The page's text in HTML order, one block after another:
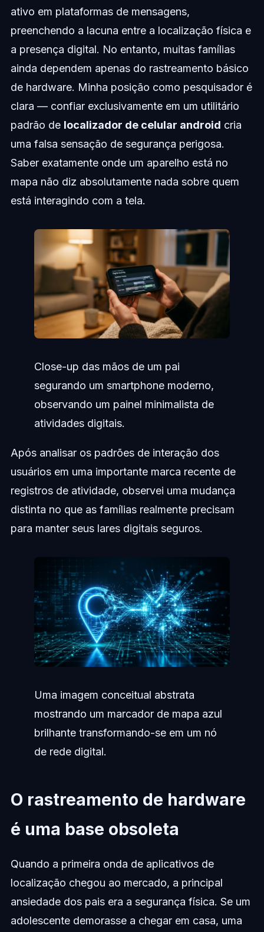
ativo em plataformas de mensagens,
preenchendo a lacuna entre a localização física e
a presença digital. No entanto, muitas famílias
ainda dependem apenas do rastreamento básico
de hardware. Minha posição como pesquisador é
clara — confiar exclusivamente em um utilitário
padrão de localizador de celular android cria
uma falsa sensação de segurança perigosa.
Saber exatamente onde um aparelho está no
mapa não diz absolutamente nada sobre quem
está interagindo com a tela.
Close-up das mãos de um pai
segurando um smartphone moderno,
observando um painel minimalista de
atividades digitais.
Após analisar os padrões de interação dos
usuários em uma importante marca recente de
registros de atividade, observei uma mudança
distinta no que as famílias realmente precisam
para manter seus lares digitais seguros.
Uma imagem conceitual abstrata
mostrando um marcador de mapa azul
brilhante transformando-se em um nó
de rede digital.
O rastreamento de hardware
é uma base obsoleta
Quando a primeira onda de aplicativos de
localização chegou ao mercado, a principal
ansiedade dos pais era a segurança física. Se um
adolescente demorasse a chegar em casa, uma